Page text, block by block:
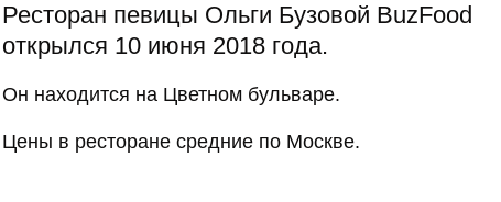
Ресторан певицы Ольги Бузовой BuzFood
открылся 10 июня 2018 года.
Он находится на Цветном бульваре.
Цены в ресторане средние по Москве.